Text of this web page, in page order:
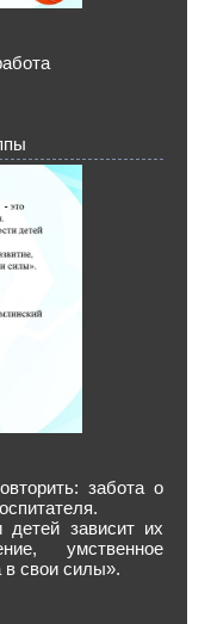
забота о
детей зависит их
умственное
в свои силы».